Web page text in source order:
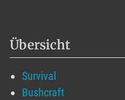
Übersicht
Survival
Bushcraft